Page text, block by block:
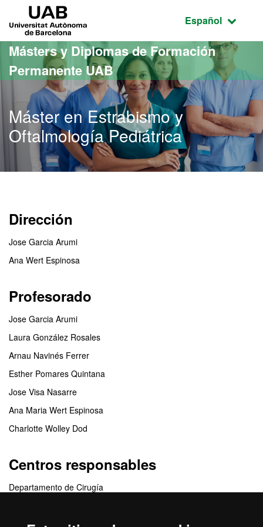
Acceso al contenido principal
Acceso a la navegación de la página
Idioma
Español
Másters y Diplomas de Formación
Permanente UAB
Máster en Estrabismo y
Oftalmología Pediátrica
Dirección
Jose Garcia Arumi
Ana Wert Espinosa
Profesorado
Jose Garcia Arumi
Laura González Rosales
Arnau Navinés Ferrer
Esther Pomares Quintana
Jose Visa Nasarre
Ana Maria Wert Espinosa
Charlotte Wolley Dod
Centros responsables
Departamento de Cirugía
Centros colaboradores